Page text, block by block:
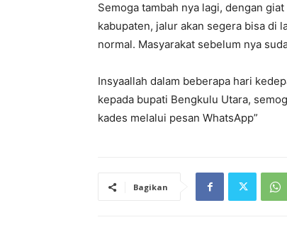
Semoga tambah nya lagi, dengan
kabupaten, jalur akan segera bisa di
normal. Masyarakat sebelum nya
Insyaallah dalam beberapa hari
kepada bupati Bengkulu Utara,
kades melalui pesan WhatsApp”
Bagikan